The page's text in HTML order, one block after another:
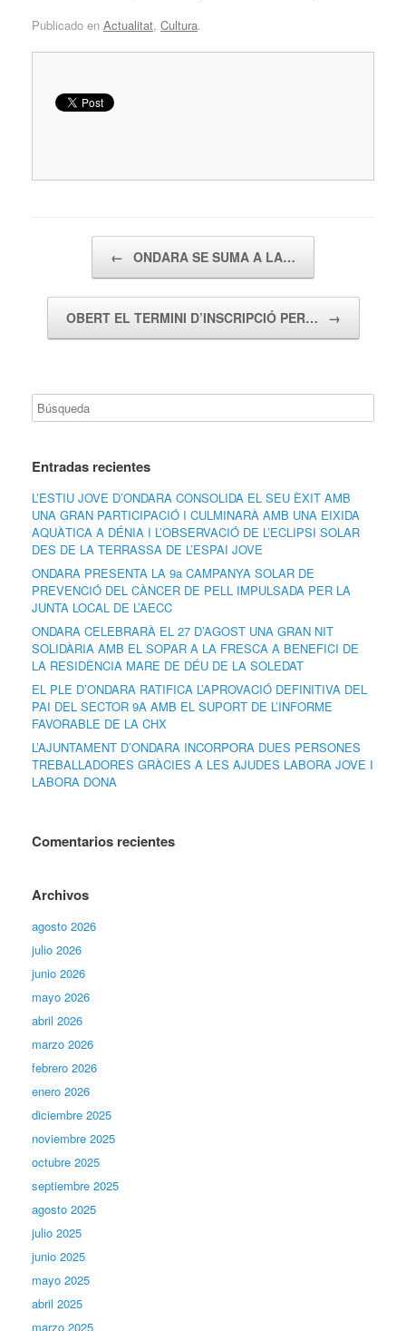
Publicado en Actualitat, Cultura.
← ONDARA SE SUMA A LA…
OBERT EL TERMINI D’INSCRIPCIÓ PER… →
Entradas recientes
L’ESTIU JOVE D’ONDARA CONSOLIDA EL SEU ÈXIT AMB
UNA GRAN PARTICIPACIÓ I CULMINARÀ AMB UNA EIXIDA
AQUÀTICA A DÉNIA I L’OBSERVACIÓ DE L’ECLIPSI SOLAR
DES DE LA TERRASSA DE L’ESPAI JOVE
ONDARA PRESENTA LA 9a CAMPANYA SOLAR DE
PREVENCIÓ DEL CÀNCER DE PELL IMPULSADA PER LA
JUNTA LOCAL DE L’AECC
ONDARA CELEBRARÀ EL 27 D’AGOST UNA GRAN NIT
SOLIDÀRIA AMB EL SOPAR A LA FRESCA A BENEFICI DE
LA RESIDÈNCIA MARE DE DÉU DE LA SOLEDAT
EL PLE D’ONDARA RATIFICA L’APROVACIÓ DEFINITIVA DEL
PAI DEL SECTOR 9A AMB EL SUPORT DE L’INFORME
FAVORABLE DE LA CHX
L’AJUNTAMENT D’ONDARA INCORPORA DUES PERSONES
TREBALLADORES GRÀCIES A LES AJUDES LABORA JOVE I
LABORA DONA
Comentarios recientes
Archivos
agosto 2026
julio 2026
junio 2026
mayo 2026
abril 2026
marzo 2026
febrero 2026
enero 2026
diciembre 2025
noviembre 2025
octubre 2025
septiembre 2025
agosto 2025
julio 2025
junio 2025
mayo 2025
abril 2025
marzo 2025